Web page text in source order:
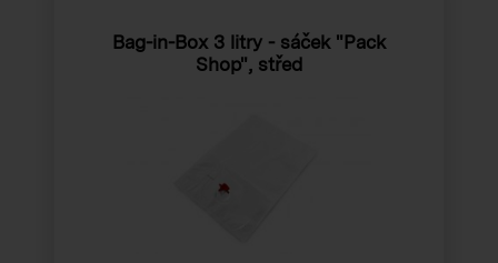
Bag-in-Box 3 litry - sáček "Pack
Shop", střed